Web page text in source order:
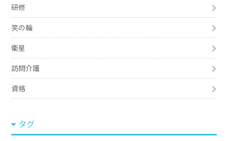
研修
笑の輪
衛星
訪問介護
資格
タグ